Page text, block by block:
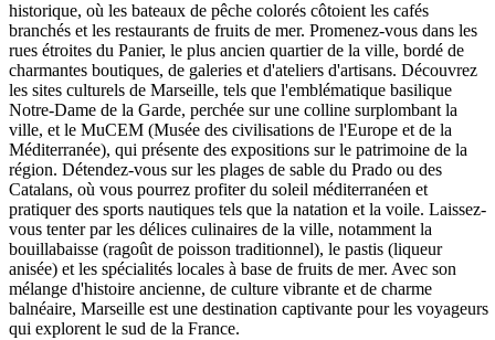
historique, où les bateaux de pêche colorés côtoient les cafés
branchés et les restaurants de fruits de mer. Promenez-vous dans les
rues étroites du Panier, le plus ancien quartier de la ville, bordé de
charmantes boutiques, de galeries et d'ateliers d'artisans. Découvrez
les sites culturels de Marseille, tels que l'emblématique basilique
Notre-Dame de la Garde, perchée sur une colline surplombant la
ville, et le MuCEM (Musée des civilisations de l'Europe et de la
Méditerranée), qui présente des expositions sur le patrimoine de la
région. Détendez-vous sur les plages de sable du Prado ou des
Catalans, où vous pourrez profiter du soleil méditerranéen et
pratiquer des sports nautiques tels que la natation et la voile. Laissez-
vous tenter par les délices culinaires de la ville, notamment la
bouillabaisse (ragoût de poisson traditionnel), le pastis (liqueur
anisée) et les spécialités locales à base de fruits de mer. Avec son
mélange d'histoire ancienne, de culture vibrante et de charme
balnéaire, Marseille est une destination captivante pour les voyageurs
qui explorent le sud de la France.